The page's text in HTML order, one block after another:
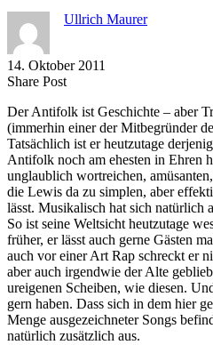
Ullrich Maurer
14. Oktober 2011
Share PostShare
Facebook
Copy
to
clipboard
Send
via
eMail
Der Antifolk ist Geschichte – aber
(immerhin einer der Mitbegründer
Tatsächlich ist er heutzutage
Antifolk noch am ehesten in Ehren
unglaublich wortreichen,
die Lewis da zu simplen, aber
lässt. Musikalisch hat sich natürlich
So ist seine Weltsicht heutzutage
früher, er lässt auch gerne Gästen
auch vor einer Art Rap schreckt er
aber auch irgendwie der Alte
ureigenen Scheiben, wie diesen.
gern haben. Dass sich in dem hier
Menge ausgezeichneter Songs
natürlich zusätzlich aus.